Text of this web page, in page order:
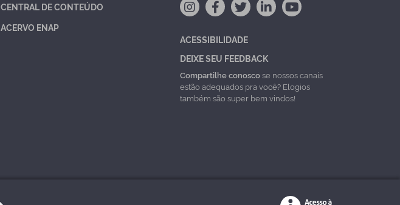
CENTRAL DE CONTEÚDO
ACERVO ENAP
ACESSIBILIDADE
DEIXE SEU FEEDBACK
Compartilhe conoscose nossos canais
estão adequados pra você? Elogios
também são super bem vindos!